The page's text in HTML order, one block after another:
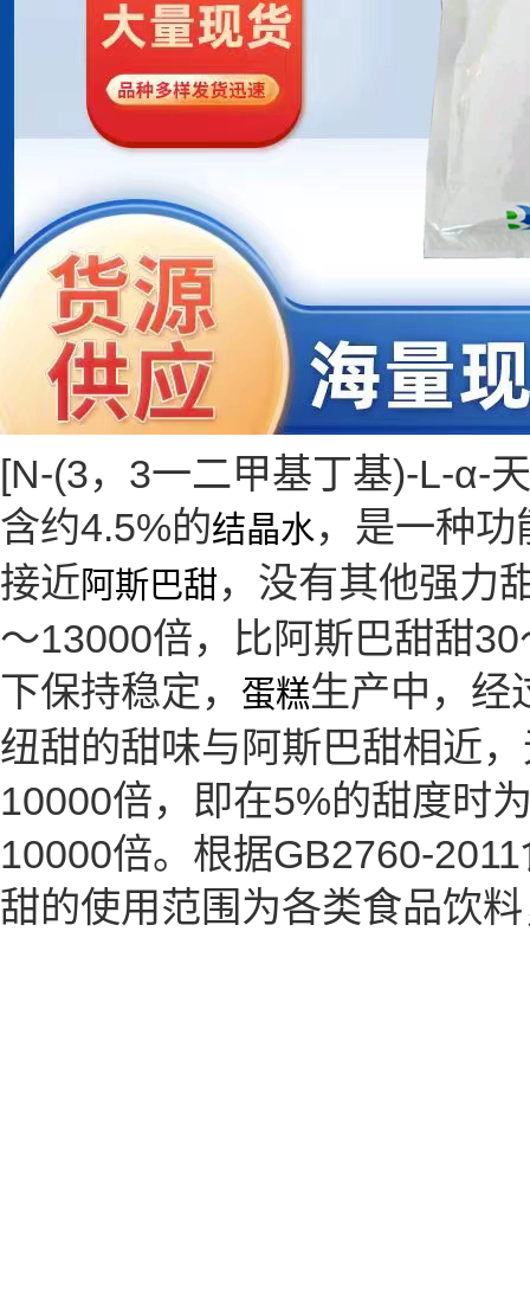
[N-(3，3一二甲基丁基)-L-α-
含约4.5%的结晶水，是一种
接近阿斯巴甜，没有其他强力
～13000倍，比阿斯巴甜甜
下保持稳定，
蛋糕生产中，经
纽甜的甜味与阿斯巴甜相近
10000倍，即在5%的甜度时
10000倍。根据GB2760-
甜的使用范围为各类食品饮